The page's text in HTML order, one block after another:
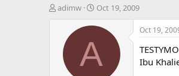
T
adimw
S
a
t
d
Oct 19, 2009
A
Oct 19,
Ibu